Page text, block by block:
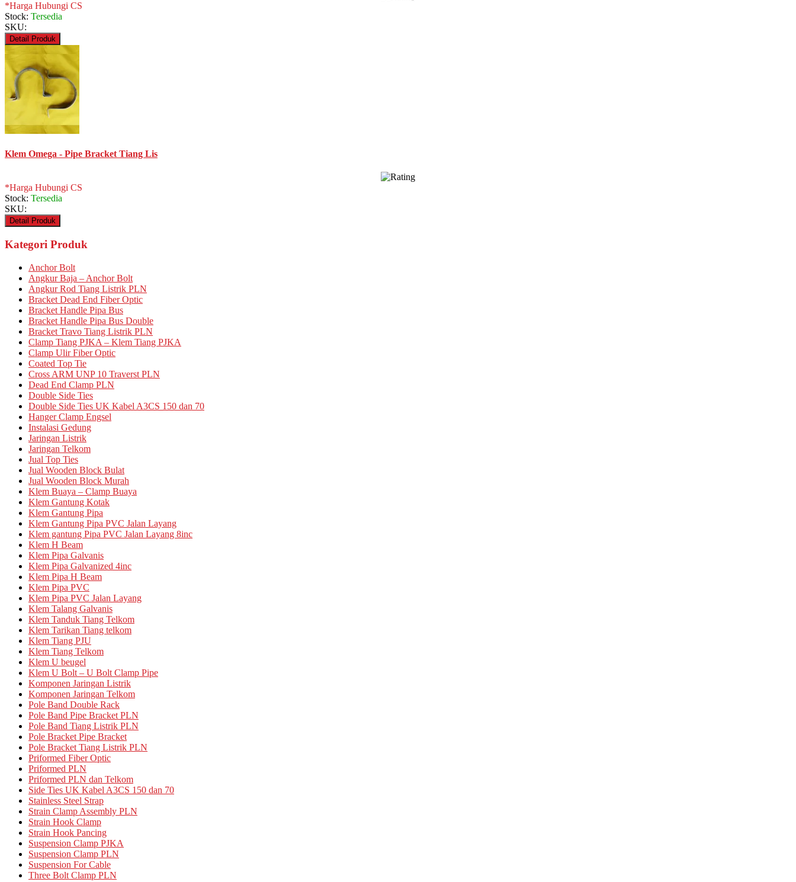
*Harga Hubungi CS
Stock: Tersedia
SKU:
Detail Produk
Klem Omega - Pipe Bracket Tiang Lis
*Harga Hubungi CS
Stock: Tersedia
SKU:
Detail Produk
Kategori Produk
Anchor Bolt
Angkur Baja – Anchor Bolt
Angkur Rod Tiang Listrik PLN
Bracket Dead End Fiber Optic
Bracket Handle Pipa Bus
Bracket Handle Pipa Bus Double
Bracket Travo Tiang Listrik PLN
Clamp Tiang PJKA – Klem Tiang PJKA
Clamp Ulir Fiber Optic
Coated Top Tie
Cross ARM UNP 10 Traverst PLN
Dead End Clamp PLN
Double Side Ties
Double Side Ties UK Kabel A3CS 150 dan 70
Hanger Clamp Engsel
Instalasi Gedung
Jaringan Listrik
Jaringan Telkom
Jual Top Ties
Jual Wooden Block Bulat
Jual Wooden Block Murah
Klem Buaya – Clamp Buaya
Klem Gantung Kotak
Klem Gantung Pipa
Klem Gantung Pipa PVC Jalan Layang
Klem gantung Pipa PVC Jalan Layang 8inc
Klem H Beam
Klem Pipa Galvanis
Klem Pipa Galvanized 4inc
Klem Pipa H Beam
Klem Pipa PVC
Klem Pipa PVC Jalan Layang
Klem Talang Galvanis
Klem Tanduk Tiang Telkom
Klem Tarikan Tiang telkom
Klem Tiang PJU
Klem Tiang Telkom
Klem U beugel
Klem U Bolt – U Bolt Clamp Pipe
Komponen Jaringan Listrik
Komponen Jaringan Telkom
Pole Band Double Rack
Pole Band Pipe Bracket PLN
Pole Band Tiang Listrik PLN
Pole Bracket Pipe Bracket
Pole Bracket Tiang Listrik PLN
Priformed Fiber Optic
Priformed PLN
Priformed PLN dan Telkom
Side Ties UK Kabel A3CS 150 dan 70
Stainless Steel Strap
Strain Clamp Assembly PLN
Strain Hook Clamp
Strain Hook Pancing
Suspension Clamp PJKA
Suspension Clamp PLN
Suspension For Cable
Three Bolt Clamp PLN